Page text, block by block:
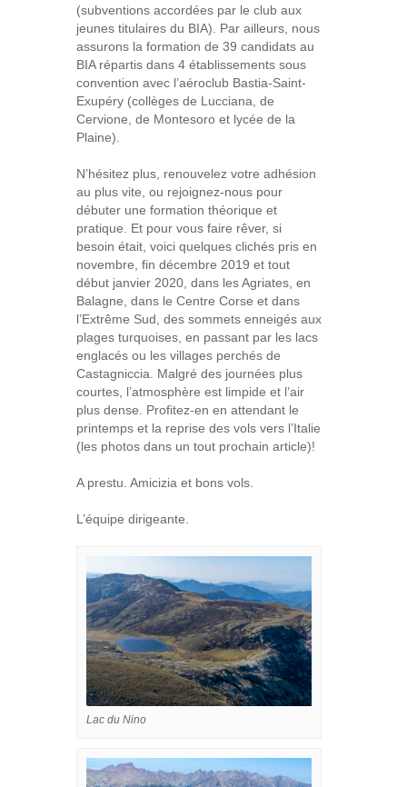
(subventions accordées par le club aux
jeunes titulaires du BIA). Par ailleurs, nous
assurons la formation de 39 candidats au
BIA répartis dans 4 établissements sous
convention avec l’aéroclub Bastia-Saint-
Exupéry (collèges de Lucciana, de
Cervione, de Montesoro et lycée de la
Plaine).
N’hésitez plus, renouvelez votre adhésion
au plus vite, ou rejoignez-nous pour
débuter une formation théorique et
pratique. Et pour vous faire rêver, si
besoin était, voici quelques clichés pris en
novembre, fin décembre 2019 et tout
début janvier 2020, dans les Agriates, en
Balagne, dans le Centre Corse et dans
l’Extrême Sud, des sommets enneigés aux
plages turquoises, en passant par les lacs
englacés ou les villages perchés de
Castagniccia. Malgré des journées plus
courtes, l’atmosphère est limpide et l’air
plus dense. Profitez-en en attendant le
printemps et la reprise des vols vers l’Italie
(les photos dans un tout prochain article)!
A prestu. Amicizia et bons vols.
L’équipe dirigeante.
Lac du Nino